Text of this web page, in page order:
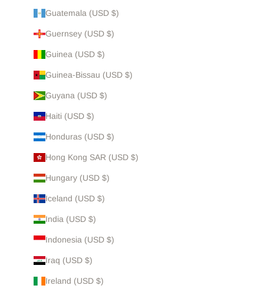
Guatemala (USD $)
Guernsey (USD $)
Guinea (USD $)
Guinea-Bissau (USD $)
Guyana (USD $)
Haiti (USD $)
Honduras (USD $)
Hong Kong SAR (USD $)
Hungary (USD $)
Iceland (USD $)
India (USD $)
Indonesia (USD $)
Iraq (USD $)
Ireland (USD $)